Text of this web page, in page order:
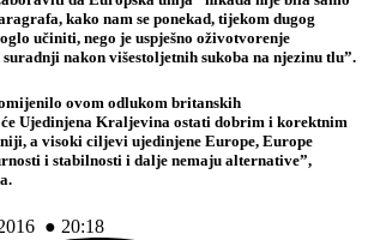
kako nam se ponekad, tijekom dugog
učiniti, nego je uspješno oživotvorenje
nakon višestoljetnih sukoba na njezinu tlu”.
ovom odlukom britanskih
Ujedinjena Kraljevina ostati dobrim i korektnim
a visoki ciljevi ujedinjene Europe, Europe
i stabilnosti i dalje nemaju alternative”,
● 20:18